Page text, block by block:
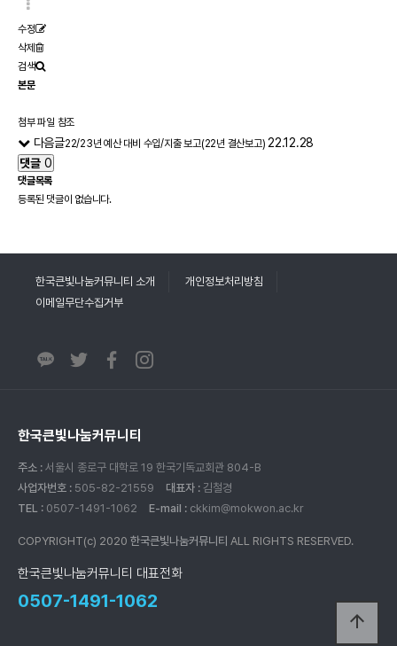
수정
삭제
검색
본문
첨부 파일 참조
다음글22/23년 예산 대비 수입/지출 보고(22년 결산보고) 22.12.28
댓글 0
댓글목록
등록된 댓글이 없습니다.
한국큰빛나눔커뮤니티 소개
개인정보처리방침
이메일무단수집거부
한국큰빛나눔커뮤니티
주소 : 서울시 종로구 대학로 19 한국기독교회관 804-B
사업자번호 : 505-82-21559 대표자 : 김철경
TEL : 0507-1491-1062 E-mail : ckkim@mokwon.ac.kr
COPYRIGHT(c) 2020 한국큰빛나눔커뮤니티 ALL RIGHTS RESERVED.
한국큰빛나눔커뮤니티 대표전화
0507-1491-1062
arrow_upward